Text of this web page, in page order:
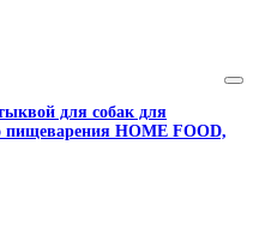
для собак для
пищеварения HOME FOOD,